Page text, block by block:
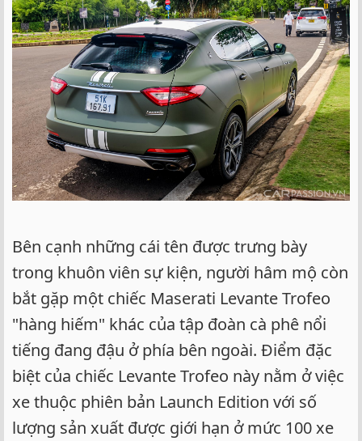
Bên cạnh những cái tên được trưng bày
trong khuôn viên sự kiện, người hâm mộ còn
bắt gặp một chiếc Maserati Levante Trofeo
"hàng hiếm" khác của tập đoàn cà phê nổi
tiếng đang đậu ở phía bên ngoài. Điểm đặc
biệt của chiếc Levante Trofeo này nằm ở việc
xe thuộc phiên bản Launch Edition với số
lượng sản xuất được giới hạn ở mức 100 xe